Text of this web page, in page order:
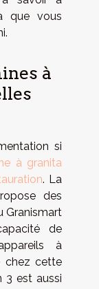
que vous
à
si
à granita
. La
des
Granismart
de
à
chez cette
3 est aussi